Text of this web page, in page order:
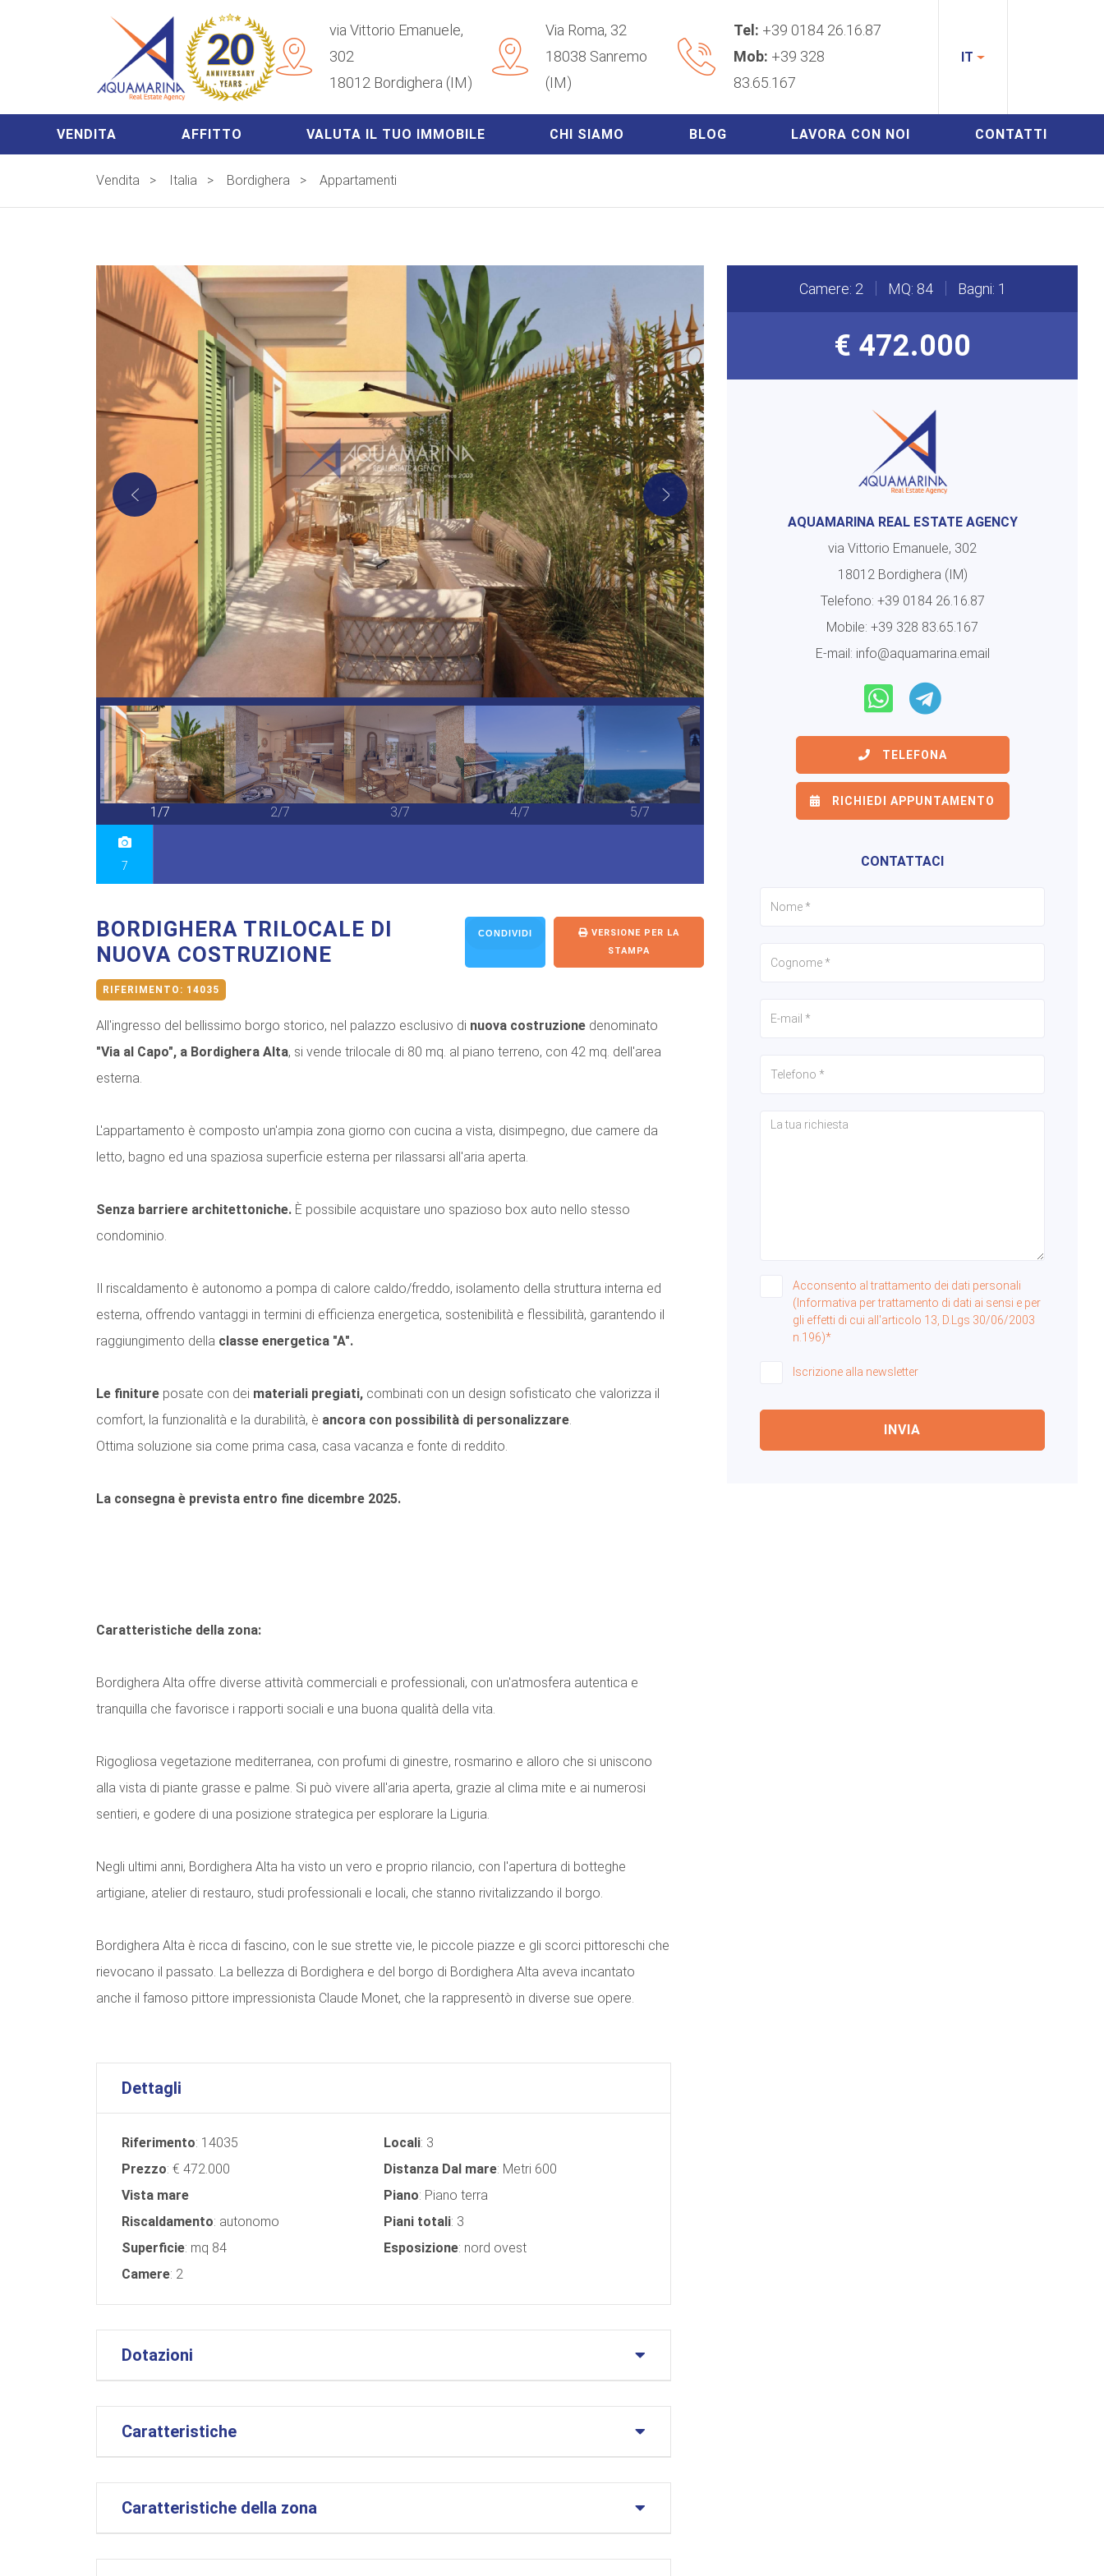
via Vittorio Emanuele,
302
18012 Bordighera (IM)
Via Roma, 32
18038 Sanremo
(IM)
Tel: +39 0184 26.16.87
Mob: +39 328
83.65.167
IT
VENDITA AFFITTO VALUTA IL TUO IMMOBILE CHI SIAMO BLOG LAVORA CON NOI CONTATTI
Vendita > Italia > Bordighera > Appartamenti
1/7 2/7 3/7 4/7 5/7
7
BORDIGHERA TRILOCALE DI
NUOVA COSTRUZIONE
CONDIVIDI
VERSIONE PER LA
STAMPA
RIFERIMENTO: 14035
All'ingresso del bellissimo borgo storico, nel palazzo esclusivo di nuova costruzione denominato
"Via al Capo", a Bordighera Alta, si vende trilocale di 80 mq. al piano terreno, con 42 mq. dell'area
esterna.
L'appartamento è composto un'ampia zona giorno con cucina a vista, disimpegno, due camere da
letto, bagno ed una spaziosa superficie esterna per rilassarsi all'aria aperta.
Senza barriere architettoniche. È possibile acquistare uno spazioso box auto nello stesso
condominio.
Il riscaldamento è autonomo a pompa di calore caldo/freddo, isolamento della struttura interna ed
esterna, offrendo vantaggi in termini di efficienza energetica, sostenibilità e flessibilità, garantendo il
raggiungimento della classe energetica "A".
Le finiture posate con dei materiali pregiati, combinati con un design sofisticato che valorizza il
comfort, la funzionalità e la durabilità, è ancora con possibilità di personalizzare
Ottima soluzione sia come prima casa, casa vacanza e fonte di reddito.
La consegna è prevista entro fine dicembre 2025.
Caratteristiche della zona:
Bordighera Alta offre diverse attività commerciali e professionali, con un'atmosfera autentica e
tranquilla che favorisce i rapporti sociali e una buona qualità della vita.
Rigogliosa vegetazione mediterranea, con profumi di ginestre, rosmarino e alloro che si uniscono
alla vista di piante grasse e palme. Si può vivere all'aria aperta, grazie al clima mite e ai numerosi
sentieri, e godere di una posizione strategica per esplorare la Liguria.
Negli ultimi anni, Bordighera Alta ha visto un vero e proprio rilancio, con l'apertura di botteghe
artigiane, atelier di restauro, studi professionali e locali, che stanno rivitalizzando il borgo.
Bordighera Alta è ricca di fascino, con le sue strette vie, le piccole piazze e gli scorci pittoreschi che
rievocano il passato. La bellezza di Bordighera e del borgo di Bordighera Alta aveva incantato
anche il famoso pittore impressionista Claude Monet, che la rappresentò in diverse sue opere.
Dettagli
Riferimento: 14035
Prezzo: € 472.000
Vista mare
Riscaldamento: autonomo
Superficie: mq 84
Camere: 2
Locali: 3
Distanza Dal mare: Metri 600
Piano: Piano terra
Piani totali: 3
Esposizione: nord ovest
Dotazioni
Caratteristiche
Caratteristiche della zona
Camere: 2 MQ: 84 Bagni: 1
€ 472.000
AQUAMARINA REAL ESTATE AGENCY
via Vittorio Emanuele, 302
18012 Bordighera (IM)
Telefono: +39 0184 26.16.87
Mobile: +39 328 83.65.167
E-mail: info@aquamarina.email
TELEFONA
RICHIEDI APPUNTAMENTO
CONTATTACI
Acconsento al trattamento dei dati personali
(Informativa per trattamento di dati ai sensi e per
gli effetti di cui all'articolo 13, D.Lgs 30/06/2003
n.196)*
Iscrizione alla newsletter
INVIA